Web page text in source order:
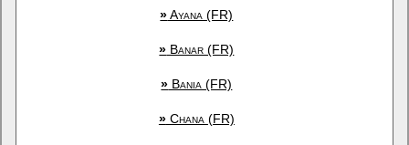
»Ayana (FR)
» Banar (FR)
» Bania (FR)
»Chana (FR)